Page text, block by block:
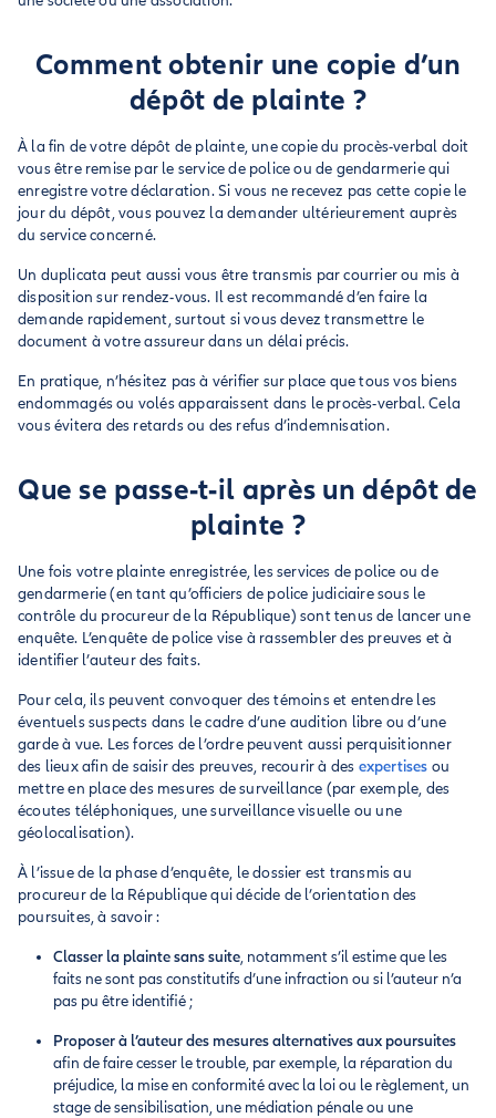
Comment obtenir une copie d’un
dépôt de plainte ?
À la fin de votre dépôt de plainte, une copie du procès-verbal doit
vous être remise par le service de police ou de gendarmerie qui
enregistre votre déclaration. Si vous ne recevez pas cette copie le
jour du dépôt, vous pouvez la demander ultérieurement auprès
du service concerné.
Un duplicata peut aussi vous être transmis par courrier ou mis à
disposition sur rendez-vous. Il est recommandé d’en faire la
demande rapidement, surtout si vous devez transmettre le
document à votre assureur dans un délai précis.
En pratique, n’hésitez pas à vérifier sur place que tous vos biens
endommagés ou volés apparaissent dans le procès-verbal. Cela
vous évitera des retards ou des refus d’indemnisation.
Que se passe-t-il après un dépôt de
plainte ?
Une fois votre plainte enregistrée, les services de police ou de
gendarmerie (en tant qu’officiers de police judiciaire sous le
contrôle du procureur de la République) sont tenus de lancer une
enquête. L’enquête de police vise à rassembler des preuves et à
identifier l’auteur des faits.
Pour cela, ils peuvent convoquer des témoins et entendre les
éventuels suspects dans le cadre d’une audition libre ou d’une
garde à vue. Les forces de l’ordre peuvent aussi perquisitionner
des lieux afin de saisir des preuves, recourir à des expertises ou
mettre en place des mesures de surveillance (par exemple, des
écoutes téléphoniques, une surveillance visuelle ou une
géolocalisation).
À l’issue de la phase d’enquête, le dossier est transmis au
procureur de la République qui décide de l’orientation des
poursuites, à savoir :
Classer la plainte sans suite, notamment s’il estime que les
faits ne sont pas constitutifs d’une infraction ou si l’auteur n’a
pas pu être identifié ;
Proposer à l’auteur des mesures alternatives aux poursuites
afin de faire cesser le trouble, par exemple, la réparation du
préjudice, la mise en conformité avec la loi ou le règlement, un
stage de sensibilisation, une médiation pénale ou une